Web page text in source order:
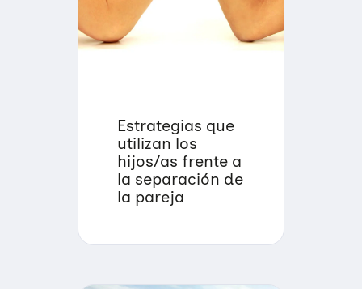
Estrategias que
utilizan los
hijos/as frente a
la separación de
la pareja